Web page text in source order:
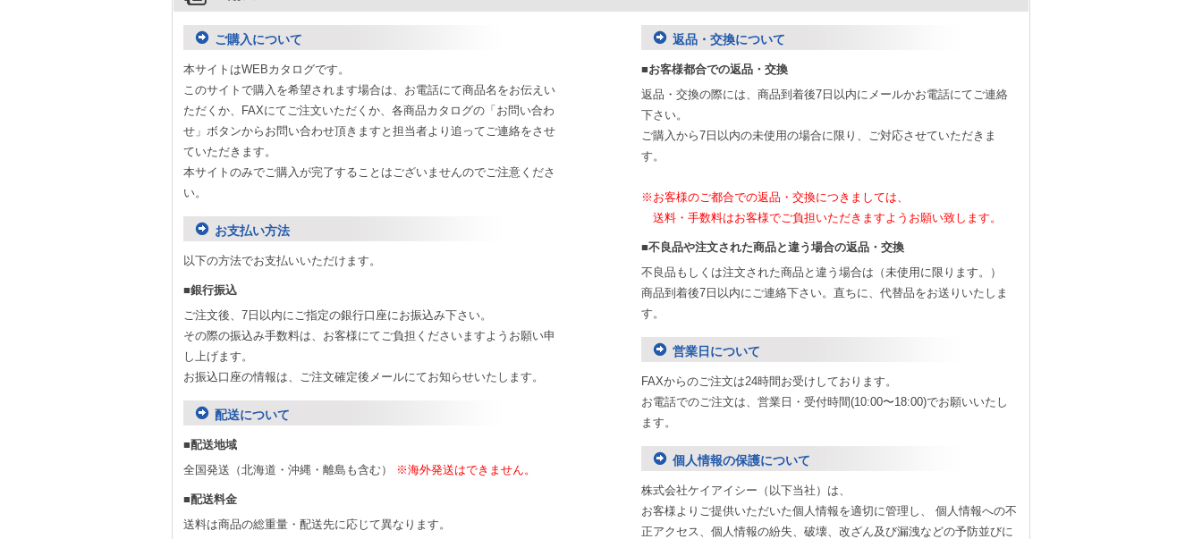
ご購入について
本サイトはWEBカタログです。
このサイトで購入を希望されます場合は、お電話にて商品名をお伝えい
ただくか、FAXにてご注文いただくか、各商品カタログの「お問い合わ
せ」ボタンからお問い合わせ頂きますと担当者より追ってご連絡をさせ
ていただきます。
本サイトのみでご購入が完了することはございませんのでご注意くださ
い。
お支払い方法
以下の方法でお支払いいただけます。
■銀行振込
ご注文後、7日以内にご指定の銀行口座にお振込み下さい。
その際の振込み手数料は、お客様にてご負担くださいますようお願い申
し上げます。
お振込口座の情報は、ご注文確定後メールにてお知らせいたします。
配送について
■配送地域
全国発送（北海道・沖縄・離島も含む）
※海外発送はできません。
■配送料金
送料は商品の総重量・配送先に応じて異なります。
返品・交換について
■お客様都合での返品・交換
返品・交換の際には、商品到着後7日以内にメールかお電話にてご連絡
下さい。
ご購入から7日以内の未使用の場合に限り、ご対応させていただきま
す。
※お客様のご都合での返品・交換につきましては、
送料・手数料はお客様でご負担いただきますようお願い致します。
■不良品や注文された商品と違う場合の返品・交換
不良品もしくは注文された商品と違う場合は（未使用に限ります。）
商品到着後7日以内にご連絡下さい。直ちに、代替品をお送りいたしま
す。
営業日について
FAXからのご注文は24時間お受けしております。
お電話でのご注文は、営業日・受付時間(10:00〜18:00)でお願いいたし
ます。
個人情報の保護について
株式会社ケイアイシー（以下当社）は、
お客様よりご提供いただいた個人情報を適切に管理し、 個人情報への不
正アクセス、個人情報の紛失、破壊、改ざん及び漏洩などの予防並びに